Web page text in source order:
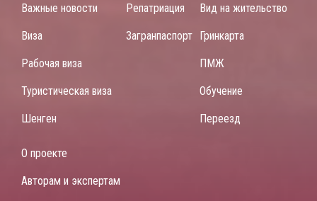
Важные новости
Виза
Рабочая виза
Туристическая виза
Шенген
Репатриация
Загранпаспорт
Вид на жительство
Гринкарта
ПМЖ
Обучение
Переезд
О проекте
Авторам и экспертам